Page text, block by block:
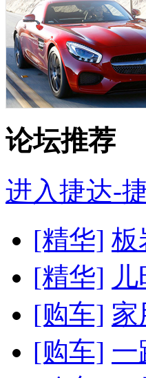
论坛推荐
进入捷达-
[精华] 板
[精华]
[购车] 家
[购车] 一